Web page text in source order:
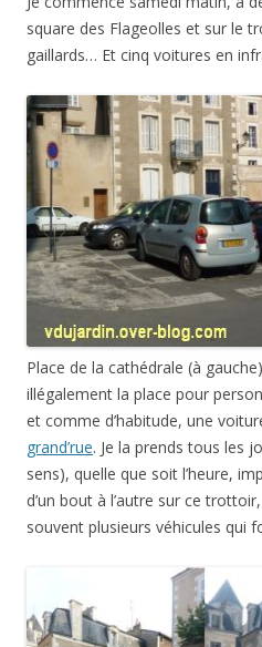
square des Flageolles et sur le
gaillards… Et cinq voitures en
Place de la cathédrale (à
illégalement la place pour
et comme d’habitude, une
grand’rue. Je la prends tous les
sens), quelle que soit l’heure,
d’un bout à l’autre sur ce
souvent plusieurs véhicules qui